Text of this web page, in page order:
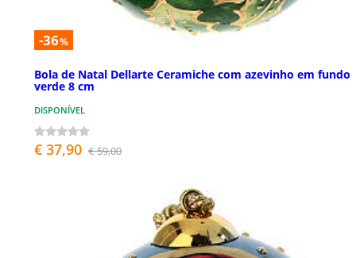
-36%
Bola de Natal Dellarte Ceramiche com azevinho em fundo
verde 8 cm
DISPONÍVEL
€ 37,90 € 59,00